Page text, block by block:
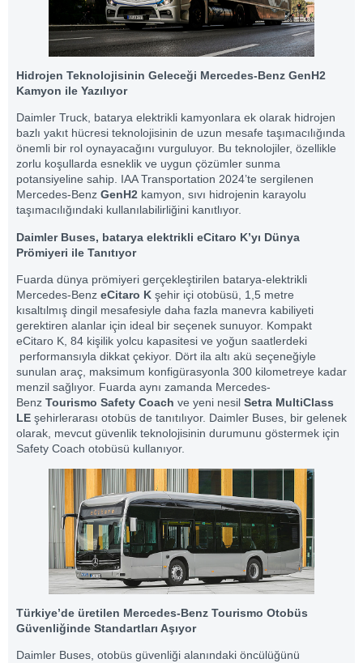
Hidrojen Teknolojisinin Geleceği Mercedes-Benz GenH2
Kamyon ile Yazılıyor
Daimler Truck, batarya elektrikli kamyonlara ek olarak hidrojen
bazlı yakıt hücresi teknolojisinin de uzun mesafe taşımacılığında
önemli bir rol oynayacağını vurguluyor. Bu teknolojiler, özellikle
zorlu koşullarda esneklik ve uygun çözümler sunma
potansiyeline sahip. IAA Transportation 2024’te sergilenen
Mercedes-Benz GenH2 kamyon, sıvı hidrojenin karayolu
taşımacılığındaki kullanılabilirliğini kanıtlıyor.
Daimler Buses, batarya elektrikli eCitaro K’yı Dünya
Prömiyeri ile Tanıtıyor
Fuarda dünya prömiyeri gerçekleştirilen batarya-elektrikli
Mercedes-Benz eCitaro K şehir içi otobüsü, 1,5 metre
kısaltılmış dingil mesafesiyle daha fazla manevra kabiliyeti
gerektiren alanlar için ideal bir seçenek sunuyor. Kompakt
eCitaro K, 84 kişilik yolcu kapasitesi ve yoğun saatlerdeki
performansıyla dikkat çekiyor. Dört ila altı akü seçeneğiyle
sunulan araç, maksimum konfigürasyonla 300 kilometreye kadar
menzil sağlıyor. Fuarda aynı zamanda Mercedes-
Benz Tourismo Safety Coach ve yeni nesil Setra MultiClass
LE şehirlerarası otobüs de tanıtılıyor. Daimler Buses, bir gelenek
olarak, mevcut güvenlik teknolojisinin durumunu göstermek için
Safety Coach otobüsü kullanıyor.
Türkiye’de üretilen Mercedes-Benz Tourismo Otobüs
Güvenliğinde Standartları Aşıyor
Daimler Buses, otobüs güvenliği alanındaki öncülüğünü